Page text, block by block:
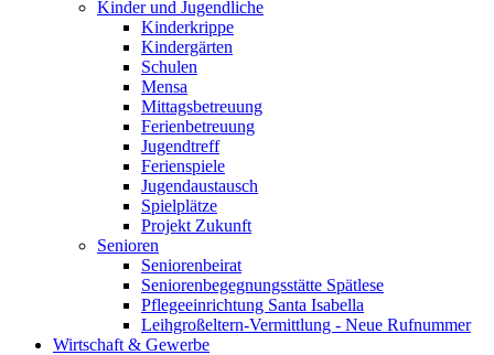
Kinder und Jugendliche
Kinderkrippe
Kindergärten
Schulen
Mensa
Mittagsbetreuung
Ferienbetreuung
Jugendtreff
Ferienspiele
Jugendaustausch
Spielplätze
Projekt Zukunft
Senioren
Seniorenbeirat
Seniorenbegegnungsstätte Spätlese
Pflegeeinrichtung Santa Isabella
Leihgroßeltern-Vermittlung - Neue Rufnummer
Wirtschaft & Gewerbe